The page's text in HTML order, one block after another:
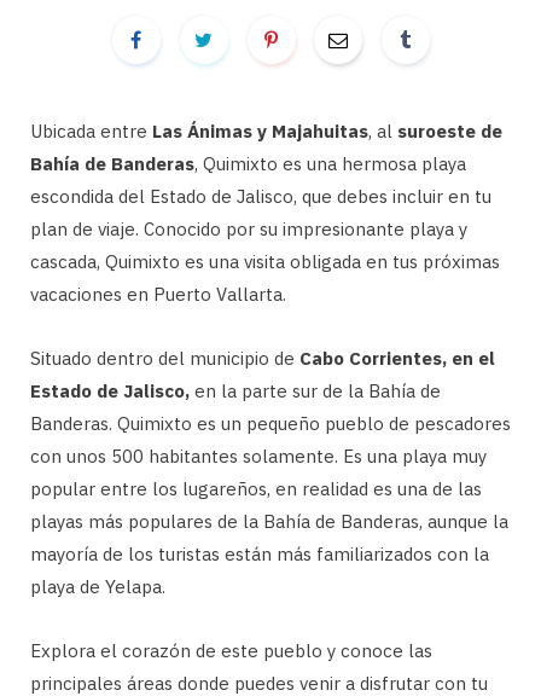
Ubicada entre Las Ánimas y Majahuitas, al suroeste de
Bahía de Banderas, Quimixto es una hermosa playa
escondida del Estado de Jalisco, que debes incluir en tu
plan de viaje. Conocido por su impresionante playa y
cascada, Quimixto es una visita obligada en tus próximas
vacaciones en Puerto Vallarta.
Situado dentro del municipio de Cabo Corrientes, en el
Estado de Jalisco, en la parte sur de la Bahía de
Banderas. Quimixto es un pequeño pueblo de pescadores
con unos 500 habitantes solamente. Es una playa muy
popular entre los lugareños, en realidad es una de las
playas más populares de la Bahía de Banderas, aunque la
mayoría de los turistas están más familiarizados con la
playa de Yelapa.
Explora el corazón de este pueblo y conoce las
principales áreas donde puedes venir a disfrutar con tu